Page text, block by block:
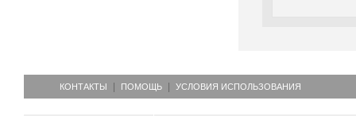
КОНТАКТЫ ПОМОЩЬ УСЛОВИЯ ИСПОЛЬЗОВАНИЯ